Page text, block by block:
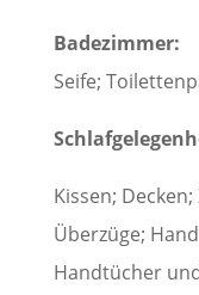
Badezimmer:
Seife;
Kissen;
Überzüge;
Handtücher